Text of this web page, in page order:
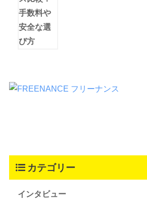
カテゴリー
インタビュー